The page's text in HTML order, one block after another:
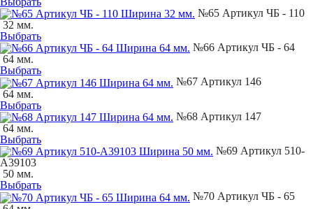
№65 Артикул ЧБ - 110
32 мм.
Выбрать
№66 Артикул ЧБ - 64
64 мм.
Выбрать
№67 Артикул 146
64 мм.
Выбрать
№68 Артикул 147
64 мм.
Выбрать
№69 Артикул 510-
А39103
50 мм.
Выбрать
№70 Артикул ЧБ - 65